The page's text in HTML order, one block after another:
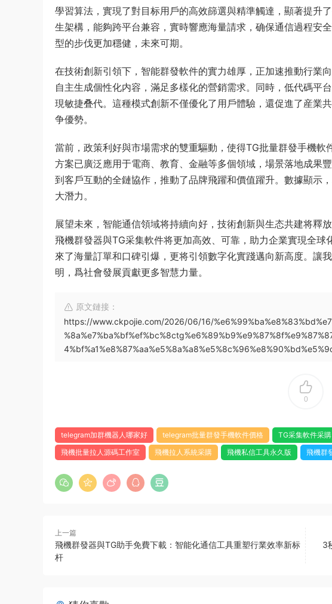
學習算法，實現了對目标用戶的高效篩選與精準觸達，顯著提升
生架構，能夠跨平台兼容，實時響應海量請求，确保通信過程安
型的步伐更加穩健，未來可期。
在技術創新引領下，智能群發軟件的實力雄厚，正加速推動行業
自主生成個性化内容，滿足多樣化的營銷需求。同時，低代碼平
現敏捷叠代。這種模式創新不僅優化了用戶體驗，還促進了産業
争優勢。
當前，政策利好與市場需求的雙重驅動，使得TG批量群發手機
方案已廣泛應用于電商、教育、金融等多個領域，場景落地成果
到客戶互動的全鏈協作，推動了品牌飛躍和價值躍升。數據顯示
大潛力。
展望未來，智能通信領域将持續向好，技術創新與生态共建将釋
飛機群發器與TG采集軟件将更加高效、可靠，助力企業實現全
來了海量訂單和口碑引爆，更将引領數字化實踐邁向新高度。讓
明，爲社會發展貢獻更多智慧力量。
原文鏈接：
https://www.ckpojie.com/2026/06/16/
0
telegram加群機器人哪家好 telegram批量群發手機軟件價格 TG采集軟件采購
飛機批量拉人源碼工作室
飛機拉人系統采購 飛機私信工具永久版 飛機群
上一篇
飛機群發器與TG助手免費下載：智能化通信工具重塑行業效率新标
杆
3